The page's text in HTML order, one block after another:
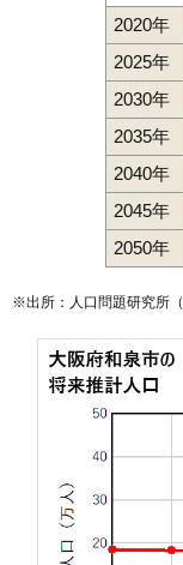
2020年
2025年
2030年
2035年
2040年
2045年
2050年
※出所：人口問題研究所（